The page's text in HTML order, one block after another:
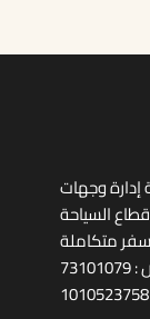
إدارة وجهات
السياحة
متكاملة